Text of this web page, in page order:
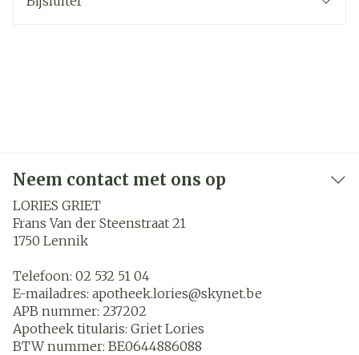
Neem contact met ons op
LORIES GRIET
Frans Van der Steenstraat 21
1750 Lennik
Telefoon: 02 532 51 04
E-mailadres: apotheek.lories@skynet.be
APB nummer: 237202
Apotheek titularis: Griet Lories
BTW nummer: BE0644886088